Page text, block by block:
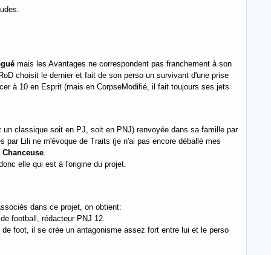
mais les Avantages ne correspondent pas franchement à son
choisit le dernier et fait de son perso un survivant d'une prise
à 10 en Esprit (mais en CorpseModifié, il fait toujours ses jets
classique soit en PJ, soit en PNJ) renvoyée dans sa famille par
Lili ne m'évoque de Traits (je n'ai pas encore déballé mes
Chanceuse
elle qui est à l'origine du projet.
dans ce projet, on obtient:
football, rédacteur PNJ 12.
foot, il se crée un antagonisme assez fort entre lui et le perso